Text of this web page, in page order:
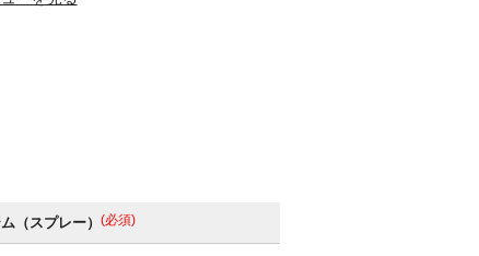
（スプレー） (必須)